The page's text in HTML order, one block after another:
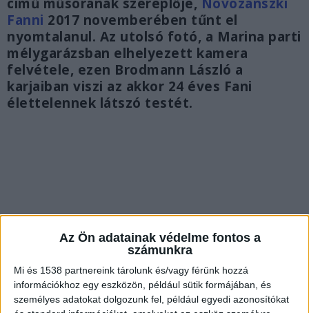
Az Ön adatainak védelme fontos a
számunkra
Mi és 1538 partnereink tárolunk és/vagy férünk hozzá
információkhoz egy eszközön, például sütik formájában, és
személyes adatokat dolgozunk fel, például egyedi azonosítókat
Fanni 2017 novemberében tűnt el
nyomtalanul. Az utolsó fotó, a Marina parti
mélygarázsban elhelyezett kamera
felvétele, ezen Brodmann László a
karjaiban viszi az akkor 24 éves Fani
élettelennek látszó testét.